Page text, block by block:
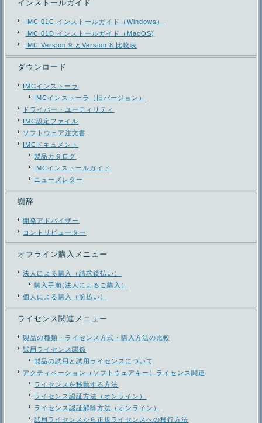
インストールガイド
IMC 01C インストールガイド（Windows）
IMC 01D インストールガイド（MacOS)
IMC Version 9 とVersion 8 比較表
ダウンロード
IMCインストーラ
IMCインストーラ（旧バージョン）
ドライバー・ユーティリティ
IMC設定ファイル
ソフトウェア注文書
IMCドキュメント
製品カタログ
IMCインストールガイド
ニューズレター
謝辞
開発アドバイザー
コントリビューター
オフライン購入メニュー
法人による購入（請求後払い）
購入手順(法人によるご購入）
個人による購入（前払い）
ライセンス関連メニュー
製品の種類・ライセンス方式・購入方法の比較
試用ライセンス関係
製品の試用と試用ライセンスについて
アクティベーション（ソフトウェアキー）ライセンス関連
ライセンスを移動する方法
ライセンス認証方法（オンライン）
ライセンス認証解除方法（オンライン）
試用ライセンスから正規ライセンスへの移行方法